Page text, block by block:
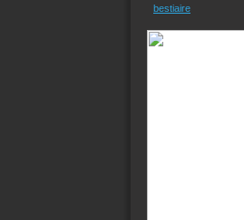
bestiaire